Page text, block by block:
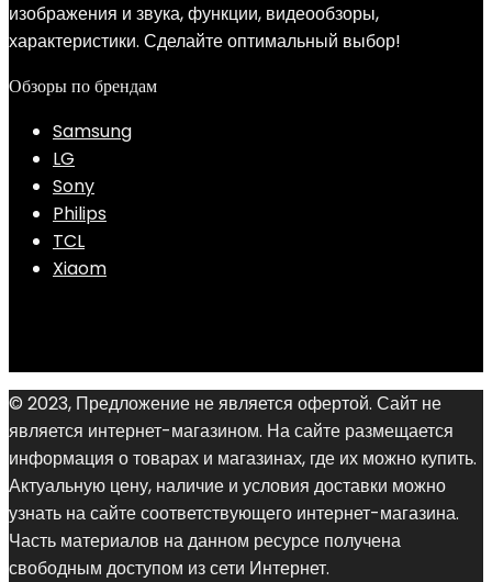
изображения и звука, функции, видеообзоры,
характеристики. Сделайте оптимальный выбор!
Обзоры по брендам
Samsung
LG
Sony
Philips
TCL
Xiaom
© 2023, Предложение не является офертой. Сайт не
является интернет-магазином. На сайте размещается
информация о товарах и магазинах, где их можно купить.
Актуальную цену, наличие и условия доставки можно
узнать на сайте соответствующего интернет-магазина.
Часть материалов на данном ресурсе получена
свободным доступом из сети Интернет.